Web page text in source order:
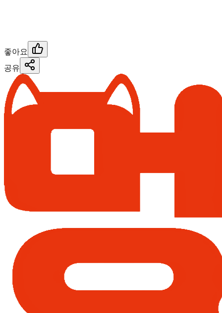
좋아요
공유